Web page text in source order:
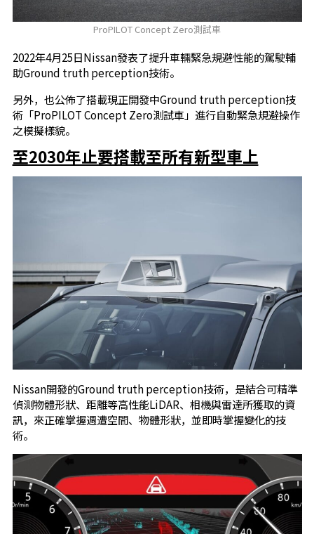
ProPILOT Concept Zero測試車
2022年4月25日Nissan發表了提升車輛緊急規避性能的駕駛輔
助Ground truth perception技術。
另外，也公佈了搭載現正開發中Ground truth perception技
術「ProPILOT Concept Zero測試車」進行自動緊急規避操作
之模擬樣貌。
至2030年止要搭載至所有新型車上
Nissan開發的Ground truth perception技術，是結合可精準
偵測物體形狀、距離等高性能LiDAR、相機與雷達所獲取的資
訊，來正確掌握週遭空間、物體形狀，並即時掌握變化的技
術。